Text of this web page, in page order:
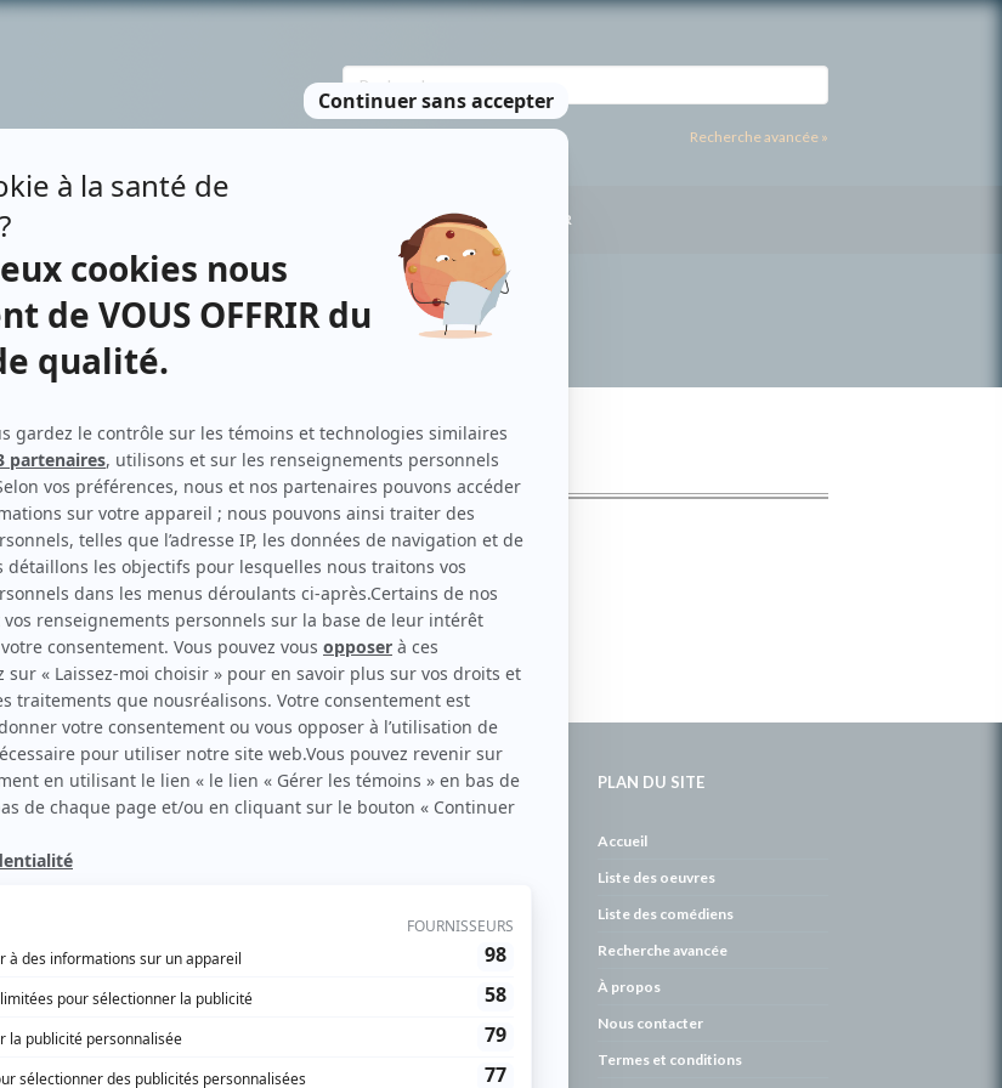
Recherche avancée »
NOUS CONTACTER
The StickyProductrice exécutive
à son petit écran. Celui qu’on surnomme parfois «l’encyclopédie de
spécialité: la télé québécoise. On peut l’entendre régulièrement
PLAN DU SITE
Accueil
Liste des oeuvres
Liste des comédiens
Recherche avancée
À propos
Nous contacter
Termes et conditions